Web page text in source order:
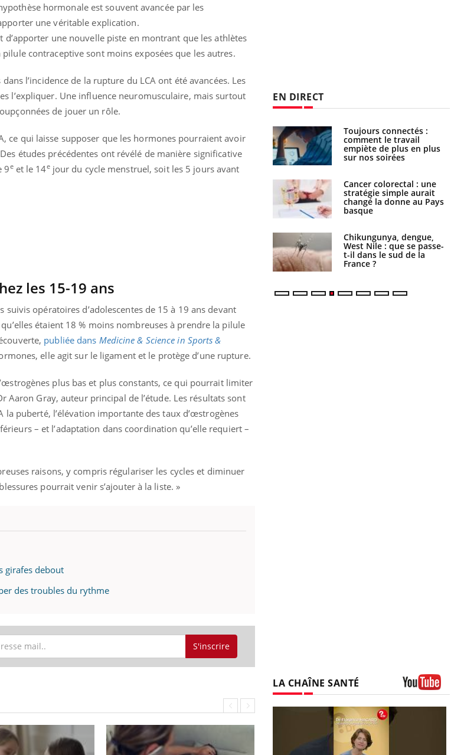
hormonale est souvent avancée par les
une véritable explication.
d’apporter une nouvelle piste en montrant que les athlètes
contraceptive sont moins exposées que les autres.
l’incidence de la rupture du LCA ont été avancées. Les
l’expliquer. Une influence neuromusculaire, mais surtout
de jouer un rôle.
ce qui laisse supposer que les hormones pourraient avoir
études précédentes ont révélé de manière significative
9eet le 14ejour du cycle menstruel, soit les 5 jours avant
les 15-19 ans
suivis opératoires d’adolescentes de 15 à 19 ans devant
étaient 18 % moins nombreuses à prendre la pilule
publiée dans Medicine & Science in Sports &
elle agit sur le ligament et le protège d’une rupture.
plus bas et plus constants, ce qui pourrait limiter
Gray, auteur principal de l’étude. Les résultats sont
puberté, l’élévation importante des taux d’œstrogènes
– et l’adaptation dans coordination qu’elle requiert –
raisons, y compris régulariser les cycles et diminuer
pourrait venir s’ajouter à la liste. »
girafes debout
des troubles du rythme
S'inscrire
EN DIRECT
sont les meilleurs
physiques ?
rapport s’interroge sur
son taux élevé en France
Toujours connectés :
comment le travail
empiète de plus en plus
sur nos soirées
Cancer colorectal : une
stratégie simple aurait
changé la donne au Pays
basque
Chikungunya, dengue,
West Nile : que se passe-
t-il dans le sud de la
France ?
LA CHAÎNE SANTÉ